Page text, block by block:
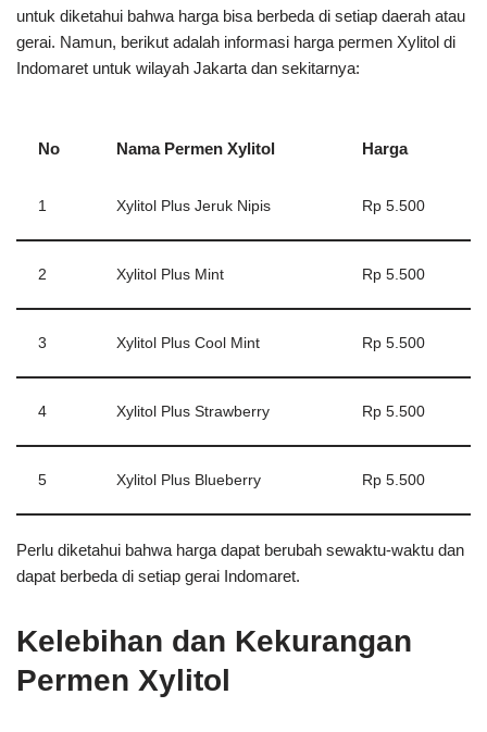
untuk diketahui bahwa harga bisa berbeda di setiap daerah atau
gerai. Namun, berikut adalah informasi harga permen Xylitol di
Indomaret untuk wilayah Jakarta dan sekitarnya:
No Nama Permen Xylitol Harga
1 Xylitol Plus Jeruk Nipis Rp 5.500
2 Xylitol Plus Mint Rp 5.500
3 Xylitol Plus Cool Mint Rp 5.500
4 Xylitol Plus Strawberry Rp 5.500
5 Xylitol Plus Blueberry Rp 5.500
Perlu diketahui bahwa harga dapat berubah sewaktu-waktu dan
dapat berbeda di setiap gerai Indomaret.
Kelebihan dan Kekurangan
Permen Xylitol